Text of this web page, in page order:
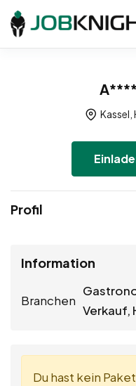
Kassel,
Profil
Information
Branchen
Verkauf,
Du hast kein